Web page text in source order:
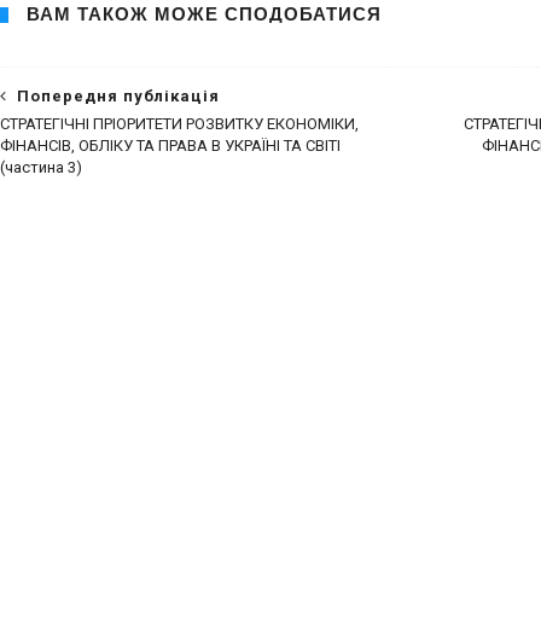
ВАМ ТАКОЖ МОЖЕ СПОДОБАТИСЯ
Попередня публікація
СТРАТЕГІЧНІ ПРІОРИТЕТИ РОЗВИТКУ ЕКОНОМІКИ,
ФІНАНСІВ, ОБЛІКУ ТА ПРАВА В УКРАЇНІ ТА СВІТІ
(частина 3)